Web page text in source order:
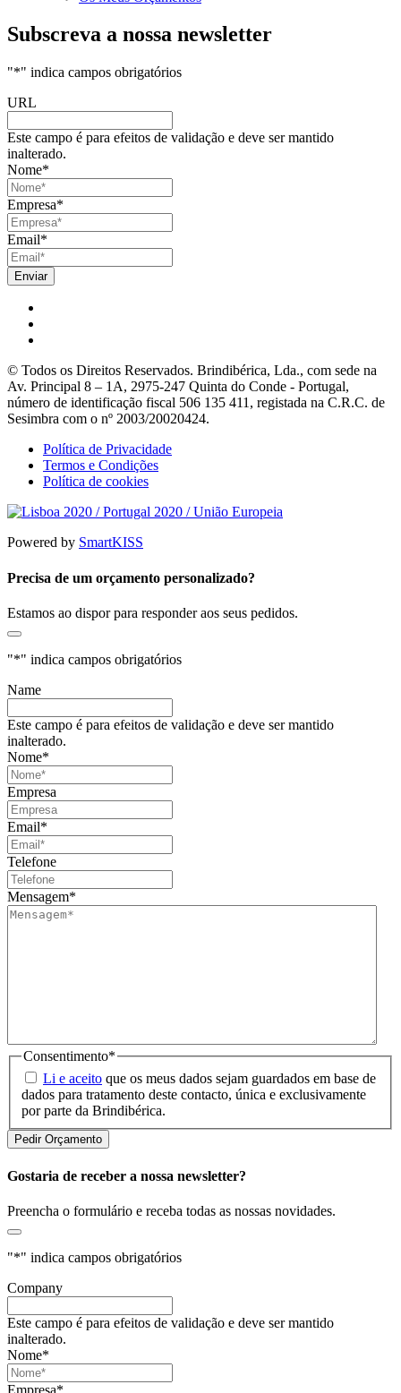
Subscreva a nossa newsletter
"*" indica campos obrigatórios
URL
Este campo é para efeitos de validação e deve ser mantido
inalterado.
Nome*
Empresa*
Email*
© Todos os Direitos Reservados. Brindibérica, Lda., com sede na
Av. Principal 8 – 1A, 2975-247 Quinta do Conde - Portugal,
número de identificação fiscal 506 135 411, registada na C.R.C. de
Sesimbra com o nº 2003/20020424.
Política de Privacidade
Termos e Condições
Política de cookies
Powered by SmartKISS
Precisa de um orçamento personalizado?
Estamos ao dispor para responder aos seus pedidos.
"*" indica campos obrigatórios
Name
Este campo é para efeitos de validação e deve ser mantido
inalterado.
Nome*
Empresa
Email*
Telefone
Mensagem*
Consentimento*
Li e aceito que os meus dados sejam guardados em base de
dados para tratamento deste contacto, única e exclusivamente
por parte da Brindibérica.
Gostaria de receber a nossa newsletter?
Preencha o formulário e receba todas as nossas novidades.
"*" indica campos obrigatórios
Company
Este campo é para efeitos de validação e deve ser mantido
inalterado.
Nome*
Empresa*